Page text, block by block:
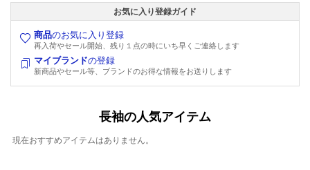
お気に入り登録ガイド
商品のお気に入り登録
再入荷やセール開始、残り１点の時にいち早くご連絡します
マイブランドの登録
新商品やセール等、ブランドのお得な情報をお送りします
長袖の人気アイテム
現在おすすめアイテムはありません。